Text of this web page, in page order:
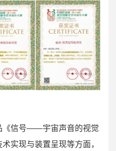
《信号——宇宙声音的视觉
实现与装置呈现等方面，